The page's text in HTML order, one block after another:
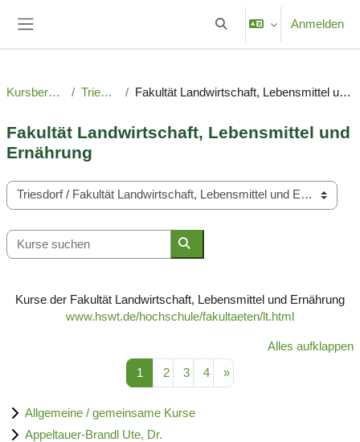
Sucheingabe umschalten
Anmelden
Kursbereiche Triesdorf Fakultät Landwirtschaft, Lebensmittel und Ernährung
Fakultät Landwirtschaft, Lebensmittel und
Ernährung
Kursbereiche
Kurse suchen
Kurse suchen
Kurse der Fakultät Landwirtschaft, Lebensmittel und Ernährung
www.hswt.de/hochschule/fakultaeten/lt.html
Alles aufklappen
1 Seite 1
2Seite 2
3Seite 3
4Seite 4
»Nächste Seite
Allgemeine / gemeinsame Kurse
Appeltauer-Brandl Ute, Dr.